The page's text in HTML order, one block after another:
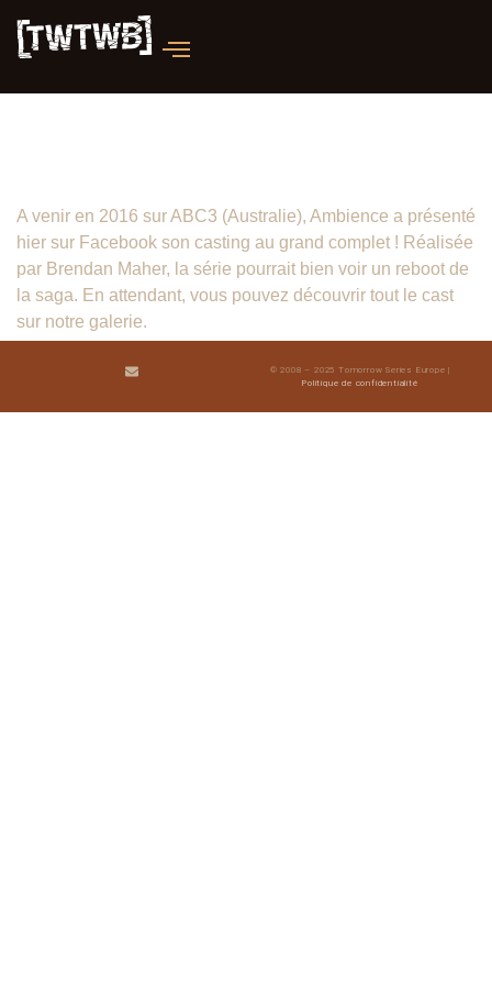
A venir en 2016 sur ABC3 (Australie), Ambience a présenté
hier sur Facebook son casting au grand complet ! Réalisée
par Brendan Maher, la série pourrait bien voir un reboot de
la saga. En attendant, vous pouvez découvrir tout le cast
sur notre galerie.
© 2008 – 2025 Tomorrow Series Europe |
Politique de confidentialité